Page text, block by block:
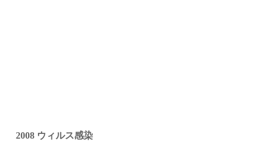
2008 ウィルス感染